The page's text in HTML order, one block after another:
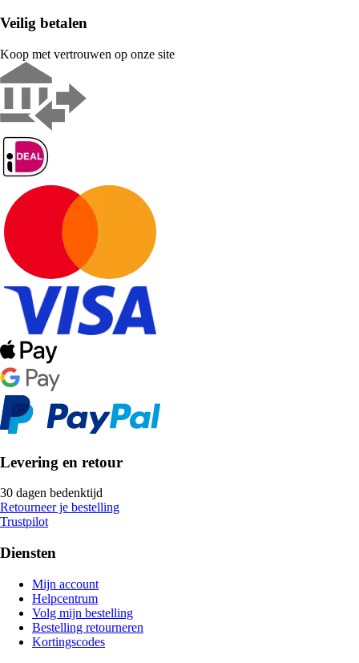
Veilig betalen
Koop met vertrouwen op onze site
Levering en retour
30 dagen bedenktijd
Retourneer je bestelling
Trustpilot
Diensten
Mijn account
Helpcentrum
Volg mijn bestelling
Bestelling retourneren
Kortingscodes